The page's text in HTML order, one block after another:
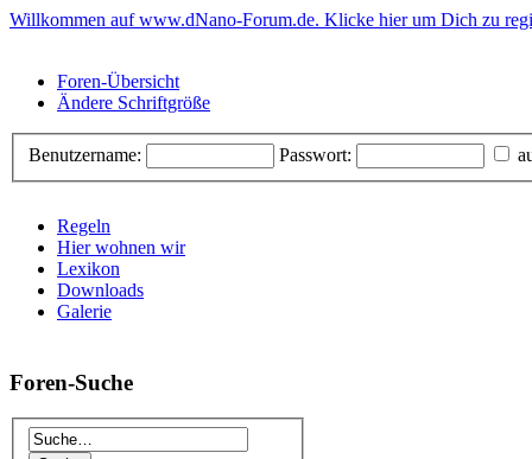
Willkommen auf www.dNano-Forum.de. Klicke hier um Dich zu
Foren-Übersicht
Ändere Schriftgröße
Benutzername: Passwort:
Regeln
Hier wohnen wir
Lexikon
Downloads
Galerie
Foren-Suche